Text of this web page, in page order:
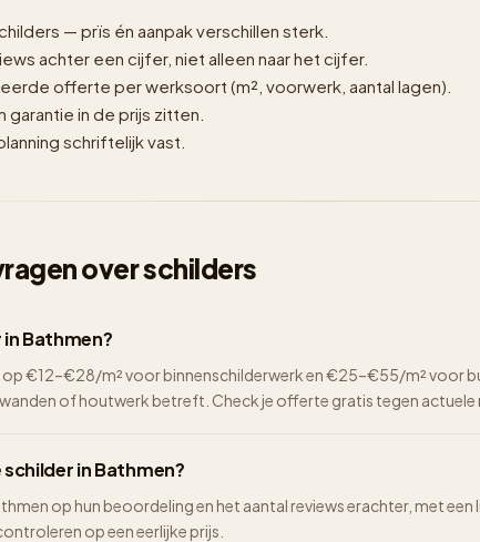
— prïs én aanpak verschillen sterk.
achter een cijfer, niet alleen naar het cijfer.
offerte per werksoort (m², voorwerk, aantal lagen).
in de prijs zitten.
schriftelijk vast.
over schilders
Bathmen?
€12–€28/m² voor binnenschilderwerk en €25–€55/m² voor
of houtwerk betreft. Check je offerte gratis tegen actuele
schilder in Bathmen?
op hun beoordeling en het aantal reviews erachter, met
op een eerlijke prijs.